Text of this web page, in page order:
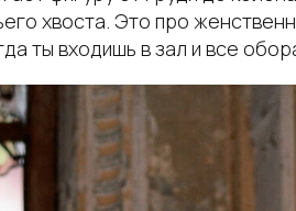
хвоста. Это про
ты входишь в зал и все